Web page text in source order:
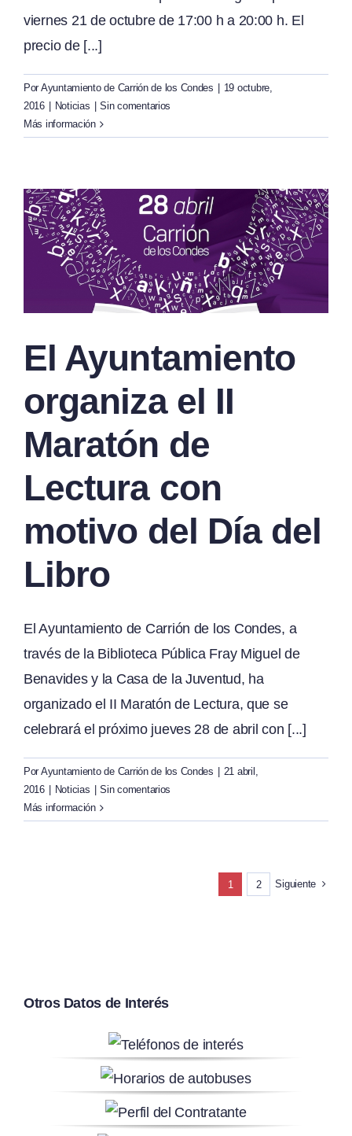
viernes 21 de octubre de 17:00 h a 20:00 h. El
precio de [...]
Por Ayuntamiento de Carrión de los Condes
19 octubre,
2016
Noticias
Sin comentarios
Más información
El Ayuntamiento
organiza el II
Maratón de
Lectura con
motivo del Día del
Libro
El Ayuntamiento de Carrión de los Condes, a
través de la Biblioteca Pública Fray Miguel de
Benavides y la Casa de la Juventud, ha
organizado el II Maratón de Lectura, que se
celebrará el próximo jueves 28 de abril con [...]
Por Ayuntamiento de Carrión de los Condes
21 abril,
2016
Noticias
Sin comentarios
Más información
1 2 Siguiente
Otros Datos de Interés